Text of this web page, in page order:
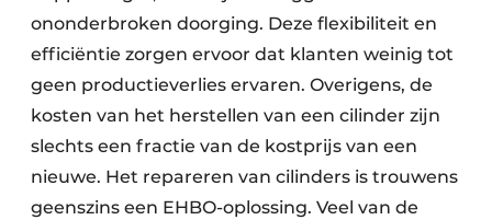
ononderbroken doorging. Deze flexibiliteit en
efficiëntie zorgen ervoor dat klanten weinig tot
geen productieverlies ervaren. Overigens, de
kosten van het herstellen van een cilinder zijn
slechts een fractie van de kostprijs van een
nieuwe. Het repareren van cilinders is trouwens
geenszins een EHBO-oplossing. Veel van de